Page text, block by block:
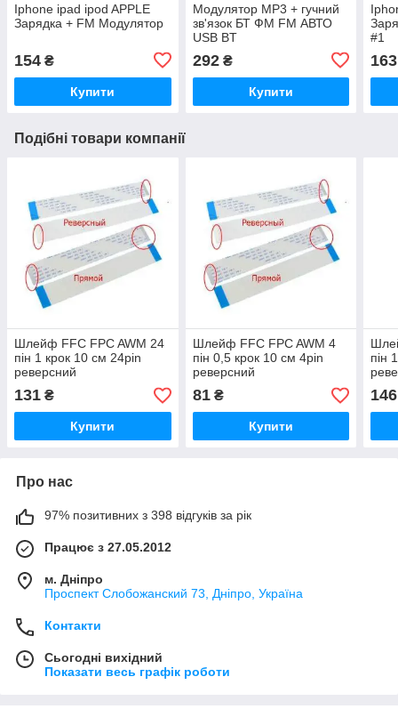
Iphone ipad ipod APPLE
Зарядка + FM Модулятор
154 ₴
Купити
Модулятор MP3 + гучний
зв'язок БТ ФМ FM АВТО
USB BT
292₴
Купити
#1
163
Подібні товари компанії
Шлейф FFC FPC AWM 24
пін 1 крок 10 см 24pin
реверсний
131 ₴
Купити
Шлейф FFC FPC AWM 4
пін 0,5 крок 10 см 4pin
реверсний
81₴
Купити
пін
146
Про нас
97% позитивних з 398 відгуків за рік
Працює з 27.05.2012
м. Дніпро
Проспект Слобожанский 73, Дніпро, Україна
Контакти
Сьогодні вихідний
Показати весь графік роботи